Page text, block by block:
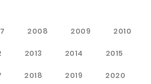
2008 2009 2010
2013 2014 2015
2018 2019 2020